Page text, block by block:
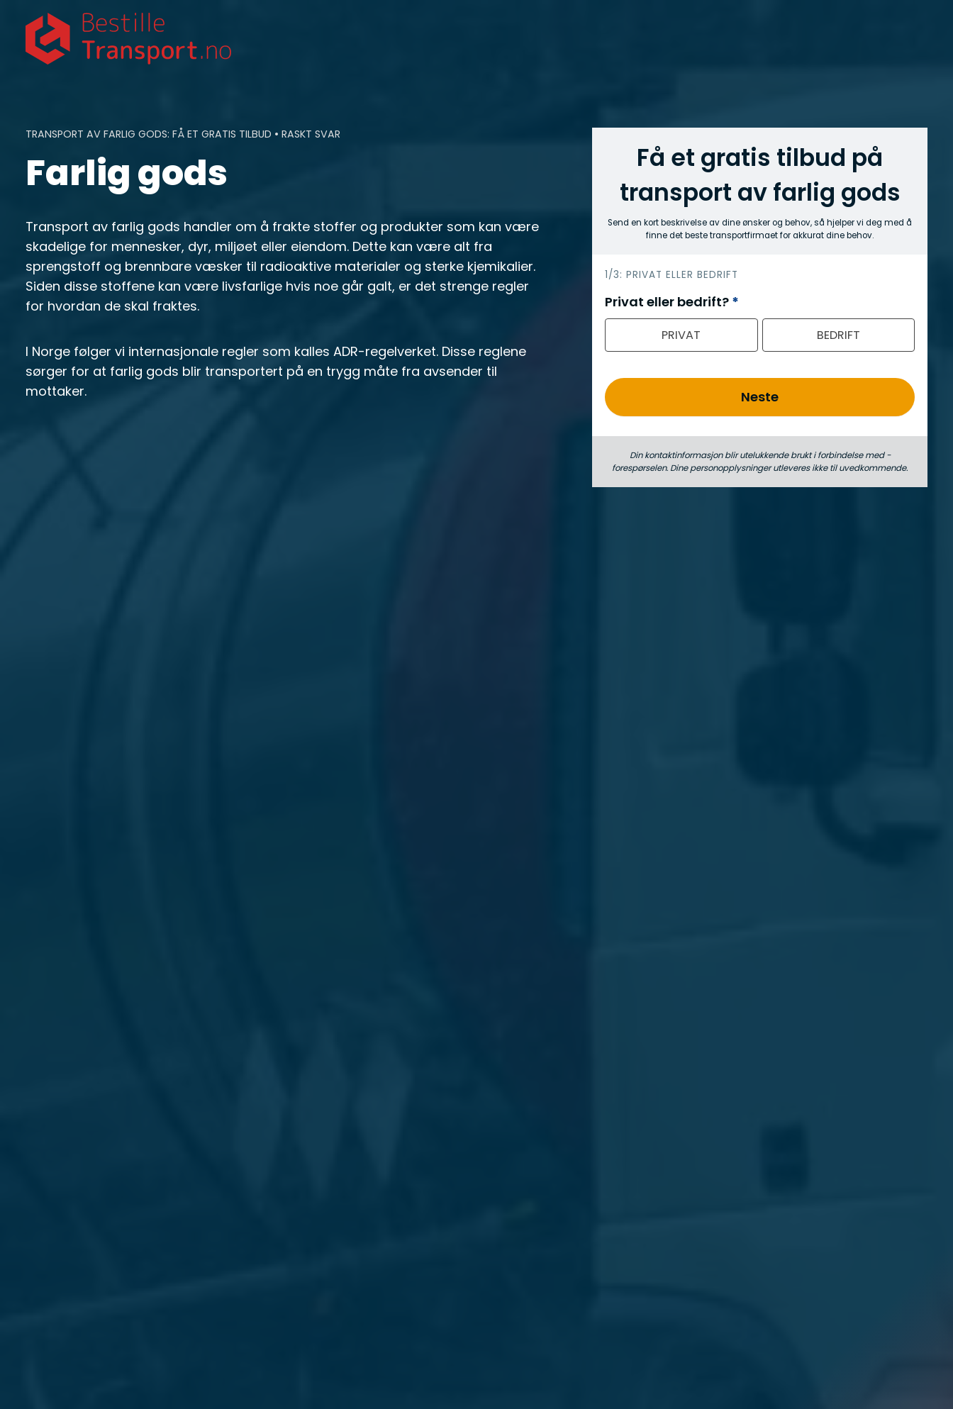
content
TRANSPORT AV FARLIG GODS: FÅ ET GRATIS TILBUD • RASKT SVAR
Farlig gods
Transport av farlig gods handler om å frakte stoffer og produkter som kan være
skadelige for mennesker, dyr, miljøet eller eiendom. Dette kan være alt fra
sprengstoff og brennbare væsker til radioaktive materialer og sterke kjemikalier.
Siden disse stoffene kan være livsfarlige hvis noe går galt, er det strenge regler
for hvordan de skal fraktes.
I Norge følger vi internasjonale regler som kalles ADR-regelverket. Disse reglene
sørger for at farlig gods blir transportert på en trygg måte fra avsender til
mottaker.
Få et gratis tilbud på
transport av farlig gods
Send en kort beskrivelse av dine ønsker og behov, så hjelper vi deg med å
finne det beste transportfirmaet for akkurat dine behov.
h
e
r
_
a
t
e
o
1/3: PRIVAT ELLER BEDRIFT
Privat eller bedrift? *
PRIVAT BEDRIFT
Neste
Din kontaktinformasjon blir utelukkende brukt i forbindelse med ­
forespørselen. Dine person­­opplysninger utleveres ikke til uvedkommende.